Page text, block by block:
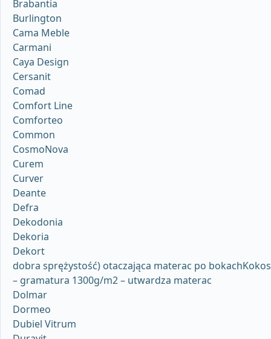
Brabantia
Burlington
Cama Meble
Carmani
Caya Design
Cersanit
Comad
Comfort Line
Comforteo
Common
CosmoNova
Curem
Curver
Deante
Defra
Dekodonia
Dekoria
Dekort
dobra sprężystość) otaczająca materac po bokachKokos
– gramatura 1300g/m2 – utwardza materac
Dolmar
Dormeo
Dubiel Vitrum